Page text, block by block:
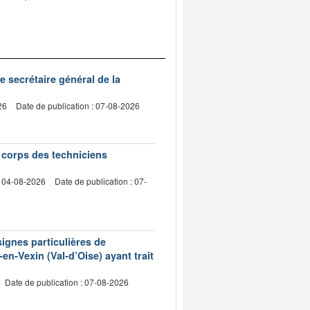
secrétaire général de la
Date de publication : 07-08-2026
des techniciens
08-2026 Date de publication : 07-
particulières de
Vexin (Val-d’Oise) ayant trait
Date de publication : 07-08-2026